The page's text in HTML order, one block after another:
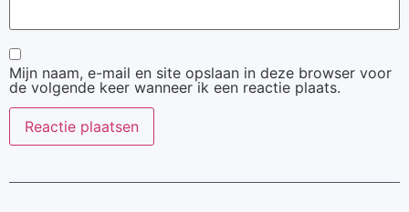
Mijn naam, e-mail en site opslaan in deze browser voor
de volgende keer wanneer ik een reactie plaats.